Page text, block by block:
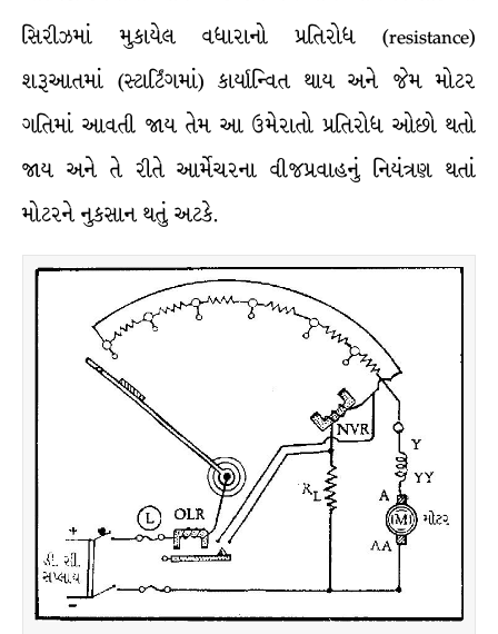
સિરીઝમાં મુકાયેલ વધારાનો પ્રતિરોધ (resistance)
શરૂઆતમાં (સ્ટાર્ટિંગમાં) કાર્યાન્વિત થાય અને જેમ મોટર
ગતિમાં આવતી જાય તેમ આ ઉમેરાતો પ્રતિરોધ ઓછો થતો
જાય અને તે રીતે આર્મેચરના વીજપ્રવાહનું નિયંત્રણ થતાં
મોટરને નુકસાન થતું અટકે.